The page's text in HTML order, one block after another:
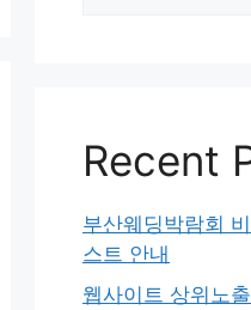
Recent
부산웨딩박람회
스트 안내
웹사이트 상위노